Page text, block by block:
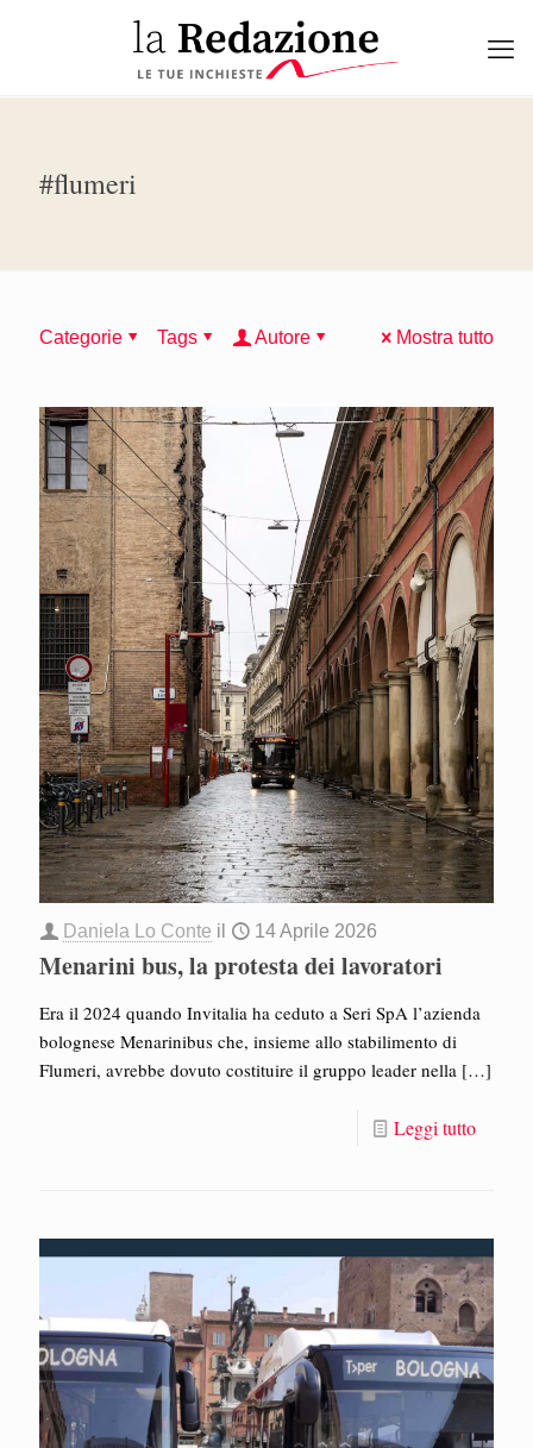
#flumeri
Categorie Tags Autore Mostra tutto
Daniela Lo Conte il 14 Aprile 2026
Menarini bus, la protesta dei lavoratori
Era il 2024 quando Invitalia ha ceduto a Seri SpA l’azienda
bolognese Menarinibus che, insieme allo stabilimento di
Flumeri, avrebbe dovuto costituire il gruppo leader nella […]
Leggi tutto